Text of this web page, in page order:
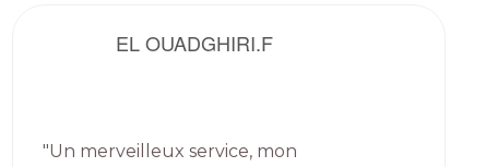
EL OUADGHIRI.F
"Un merveilleux service, mon